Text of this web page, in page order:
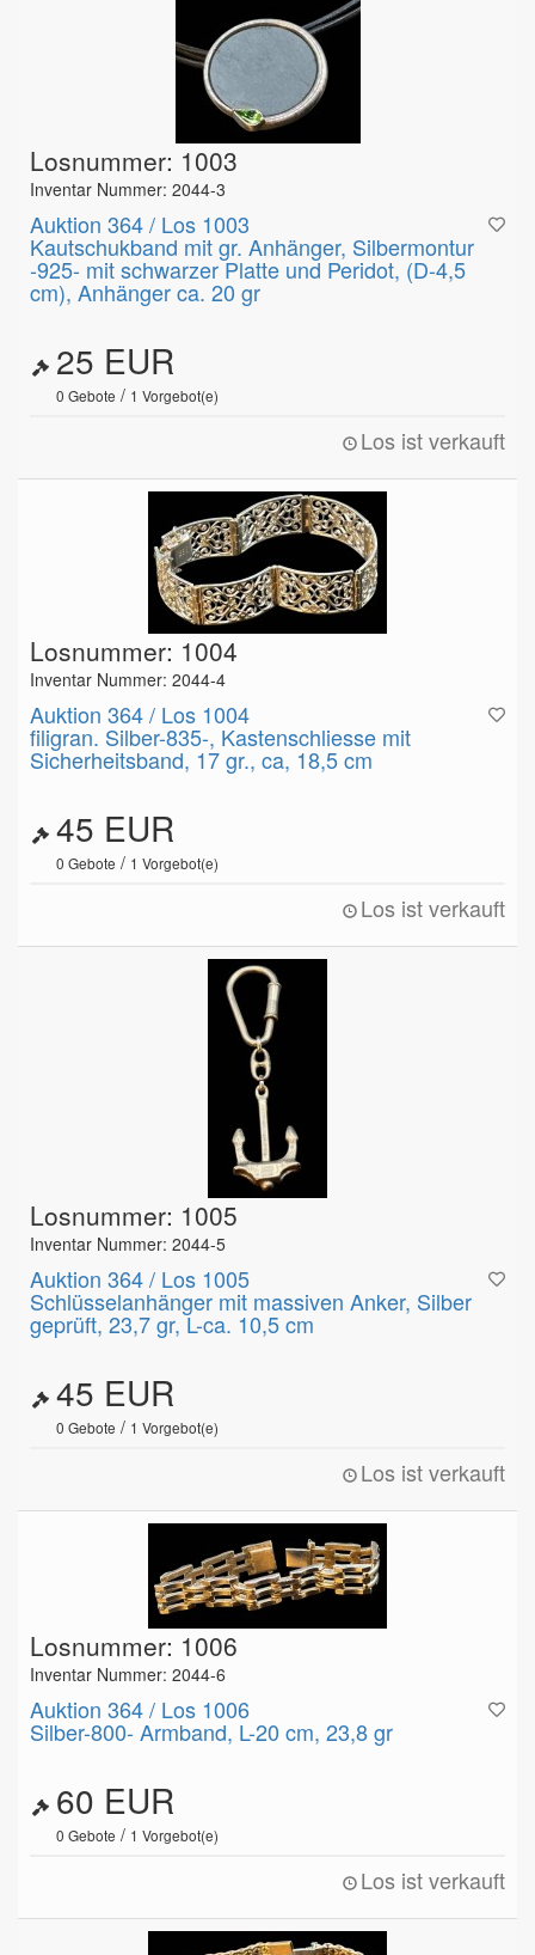
Losnummer: 1003
Inventar Nummer: 2044-3
Auktion 364 / Los 1003
Kautschukband mit gr. Anhänger, Silbermontur
-925- mit schwarzer Platte und Peridot, (D-4,5
cm), Anhänger ca. 20 gr
25 EUR
0 Gebote / 1 Vorgebot(e)
Los ist verkauft
Losnummer: 1004
Inventar Nummer: 2044-4
Auktion 364 / Los 1004
filigran. Silber-835-, Kastenschliesse mit
Sicherheitsband, 17 gr., ca, 18,5 cm
45 EUR
0 Gebote / 1 Vorgebot(e)
Los ist verkauft
Losnummer: 1005
Inventar Nummer: 2044-5
Auktion 364 / Los 1005
Schlüsselanhänger mit massiven Anker, Silber
geprüft, 23,7 gr, L-ca. 10,5 cm
45 EUR
0 Gebote / 1 Vorgebot(e)
Los ist verkauft
Losnummer: 1006
Inventar Nummer: 2044-6
Auktion 364 / Los 1006
Silber-800- Armband, L-20 cm, 23,8 gr
60 EUR
0 Gebote / 1 Vorgebot(e)
Los ist verkauft